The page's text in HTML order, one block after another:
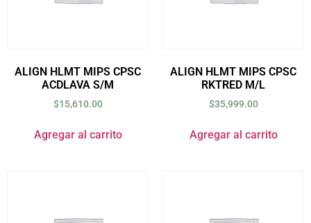
ALIGN HLMT MIPS CPSC
ACDLAVA S/M
$15,610.00
Agregar al carrito
ALIGN HLMT MIPS CPSC
RKTRED M/L
$35,999.00
Agregar al carrito